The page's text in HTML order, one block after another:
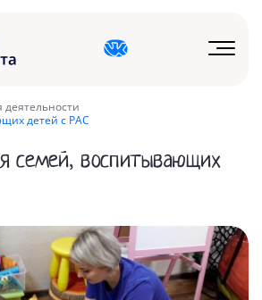
детей с РАС
семей, воспитывающих